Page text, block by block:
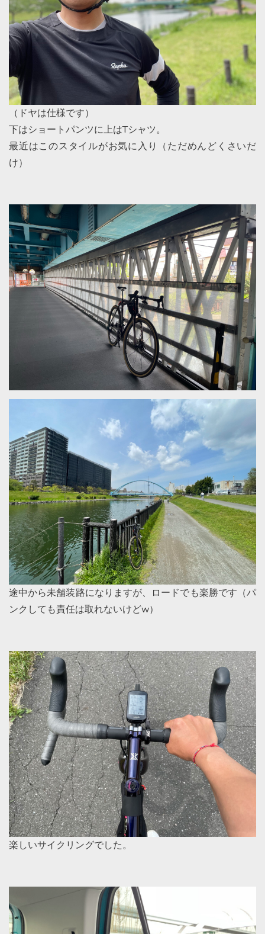
（ドヤは仕様です）
下はショートパンツに上はTシャツ。
最近はこのスタイルがお気に入り（ただめんどくさいだ
け）
途中から未舗装路になりますが、ロードでも楽勝です（パ
ンクしても責任は取れないけどw）
楽しいサイクリングでした。